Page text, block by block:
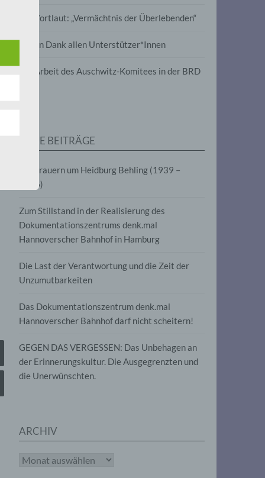
Im Wortlaut: „Vermächtnis der Überlebenden“
Vielen Dank allen Unterstützer*Innen
Zur Arbeit des Auschwitz-Komitees in der BRD
NEUE BEITRÄGE
Wir trauern um Heidburg Behling (1939 –
2026)
Zum Stillstand in der Realisierung des
Dokumentationszentrums denk.mal
Hannoverscher Bahnhof in Hamburg
Die Last der Verantwortung und die Zeit der
Unzumutbarkeiten
Das Dokumentationszentrum denk.mal
Hannoverscher Bahnhof darf nicht scheitern!
GEGEN DAS VERGESSEN: Das Unbehagen an
der Erinnerungskultur. Die Ausgegrenzten und
die Unerwünschten.
ARCHIV
Archiv